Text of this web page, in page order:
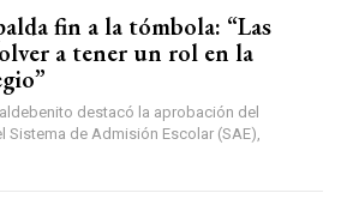
fin a la tómbola: “Las
a tener un rol en la
destacó la aprobación del
de Admisión Escolar (SAE),